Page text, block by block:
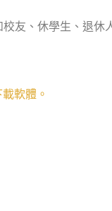
友、休學生、退休
軟體。